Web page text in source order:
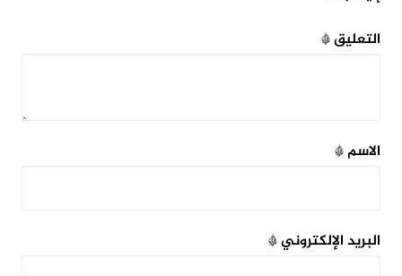
التعليق*
الاسم*
البريد الإلكتروني*